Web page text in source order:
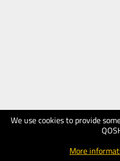
We use cookies to provide
More